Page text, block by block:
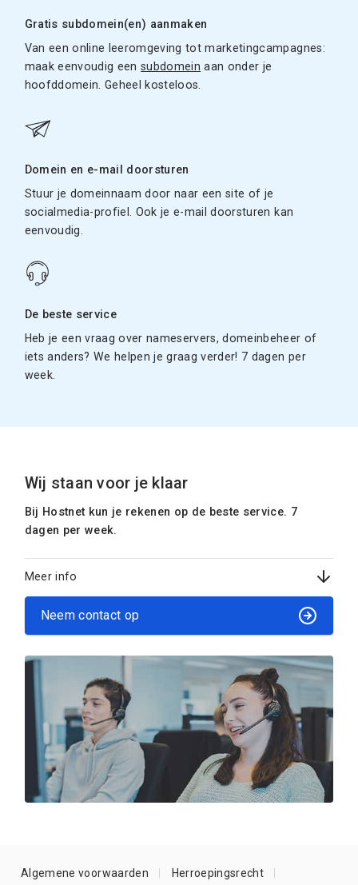
Gratis subdomein(en) aanmaken
Van een online leeromgeving tot marketingcampagnes:
maak eenvoudig eensubdomein aan onder je
hoofddomein. Geheel kosteloos.
Domein en e-mail doorsturen
Stuur je domeinnaam door naar een site of je
socialmedia-profiel. Ook je e-mail doorsturen kan
eenvoudig.
De beste service
Heb je een vraag over nameservers, domeinbeheer of
iets anders? We helpen je graag verder! 7 dagen per
week.
Wij staan voor je klaar
Bij Hostnet kun je rekenen op de beste service. 7
dagen per week.
Meer info
Neem contact op
Algemene voorwaarden Herroepingsrecht